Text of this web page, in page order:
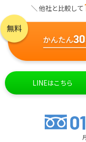
＼ 他社と比較して
LINEはこちら